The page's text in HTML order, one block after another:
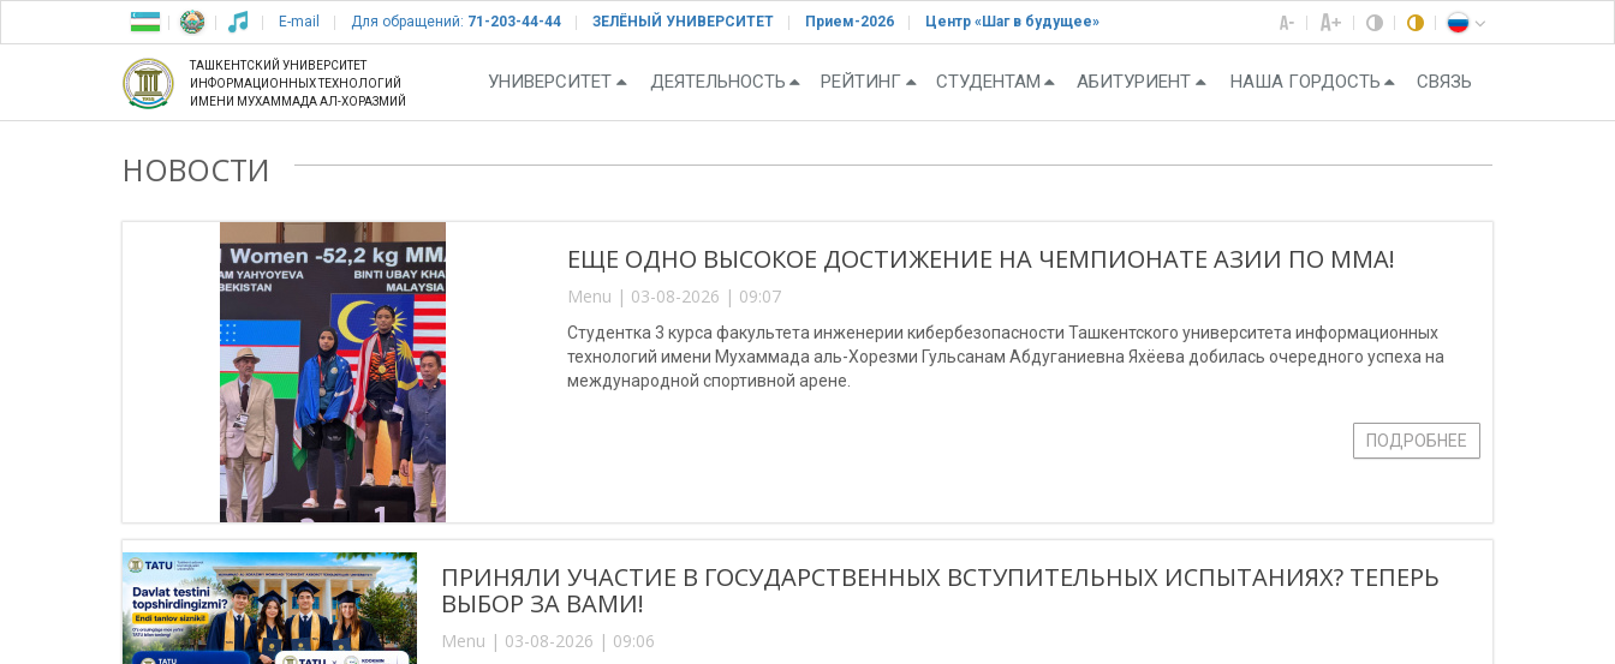
E-mail Для обращений: 71-203-44-44 ЗЕЛЁНЫЙ УНИВЕРСИТЕТ Прием-2026 Центр «Шаг в будущее»
ТАШКЕНТСКИЙ УНИВЕРСИТЕТ
ИНФОРМАЦИОННЫХ ТЕХНОЛОГИЙ
ИМЕНИ МУХАММАДА АЛ-ХОРАЗМИЙ
УНИВЕРСИТЕТ ДЕЯТЕЛЬНОСТЬ РЕЙТИНГ СТУДЕНТАМ АБИТУРИЕНТ НАША ГОРДОСТЬ СВЯЗЬ
НОВОСТИ
ЕЩЕ ОДНО ВЫСОКОЕ ДОСТИЖЕНИЕ НА ЧЕМПИОНАТЕ АЗИИ ПО ММА!
Menu | 03-08-2026 | 09:07
Студентка 3 курса факультета инженерии кибербезопасности Ташкентского университета информационных
технологий имени Мухаммада аль-Хорезми Гульсанам Абдуганиевна Яхёева добилась очередного успеха на
международной спортивной арене.
ПОДРОБНЕЕ
ПРИНЯЛИ УЧАСТИЕ В ГОСУДАРСТВЕННЫХ ВСТУПИТЕЛЬНЫХ ИСПЫТАНИЯХ? ТЕПЕРЬ
ВЫБОР ЗА ВАМИ!
Menu | 03-08-2026 | 09:06